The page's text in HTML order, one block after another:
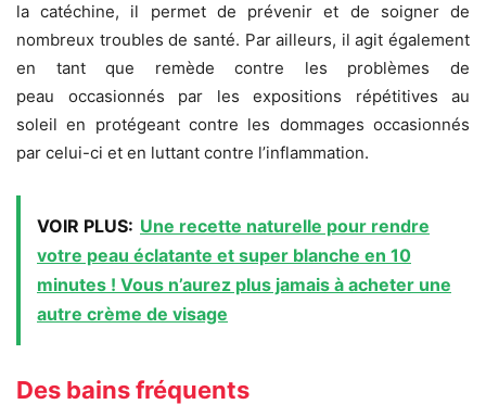
la catéchine, il permet de prévenir et de soigner de
nombreux troubles de santé. Par ailleurs, il agit également
en tant que remède contre les problèmes de
peau occasionnés par les expositions répétitives au
soleil en protégeant contre les dommages occasionnés
par celui-ci et en luttant contre l’inflammation.
VOIR PLUS: Une recette naturelle pour rendre
votre peau éclatante et super blanche en 10
minutes ! Vous n’aurez plus jamais à acheter une
autre crème de visage
Des bains fréquents